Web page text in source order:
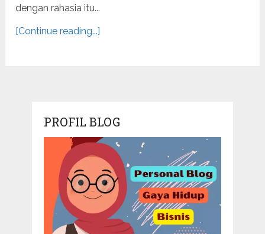
dengan rahasia itu...
[Continue reading...]
PROFIL BLOG